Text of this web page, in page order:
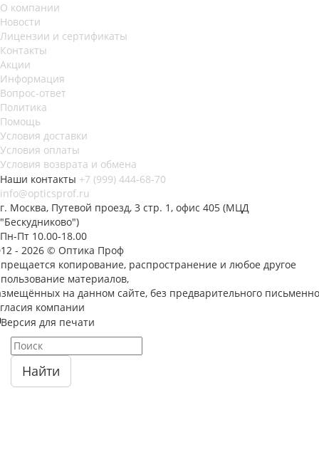
О компании
Новости
Лицензии и сертификаты
Контакты
Акции
Информация
Вопрос-ответ
Политика
Помощь
Условия доставки
Условия оплаты
Условия возврата и обмена
Наши контакты +7 (999) 444-68-70
info@opticsprof.ru
г. Москва, Путевой проезд, 3 стр. 1, офис 405 (МЦД
"Бескудниково")
Пн-Пт 10.00-18.00
- 2026 © Оптика Проф
копирование, распространение и любое другое
материалов,
на данном сайте, без предварительного
компании
Версия для печати
Найти